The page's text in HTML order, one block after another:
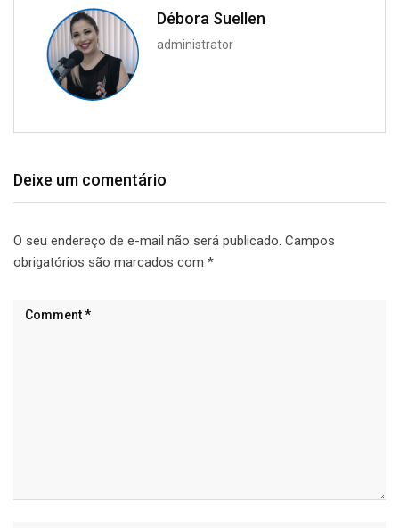
Débora Suellen
administrator
Deixe um comentário
O seu endereço de e-mail não será publicado. Campos
obrigatórios são marcados com *